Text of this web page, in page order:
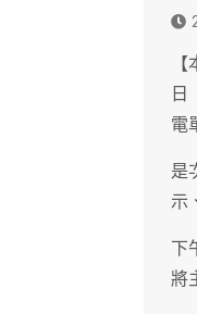
日
電
是
示
下
將